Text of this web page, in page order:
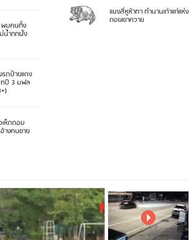
พบคนทิ้ง
น้ำกกฝั่ง
รถป้ายแดง
ตปี 3 มฟล
เห็ดถอบ
างคนขาย
แมงสี่หูห้าตา ตำนานเก่าแก่แห่ง
ดอยเขาควาย